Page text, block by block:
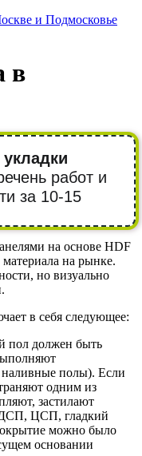
и Подмосковье
в
работ и
за 10-15
на основе HDF
на рынке.
но визуально
в себя следующее:
пол должен быть
наливные полы). Если
одним из
застилают
ДСП, ЦСП, гладкий
можно было
основании